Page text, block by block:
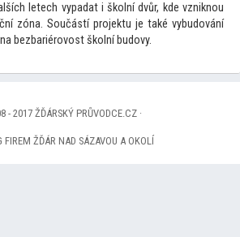
letech vypadat i školní dvůr, kde vzniknou
zóna. Součástí projektu je také vybudování
bezbariérovost školní budovy.
- 2017 ŽĎÁRSKÝ PRŮVODCE.CZ ·
FIREM ŽĎÁR NAD SÁZAVOU A OKOLÍ